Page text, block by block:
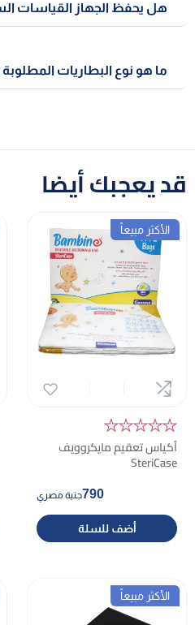
هل يحفظ الجهاز القياسات
ما هو نوع البطاريات
قد يعجبك أيضا
الأكثر مبيعاً
★★★★★
أكياس تعقيم مايكروويف
SteriCase
جنية مصري790
أضف للسلة
الأكثر مبيعاً